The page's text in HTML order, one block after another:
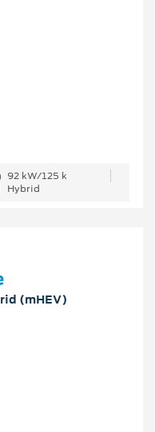
92 kW/125 k
Hybrid
(mHEV)